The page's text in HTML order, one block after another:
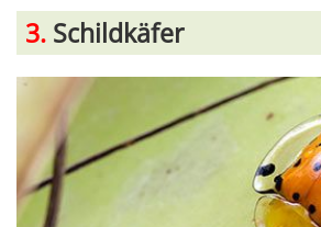
3. Schildkäfer